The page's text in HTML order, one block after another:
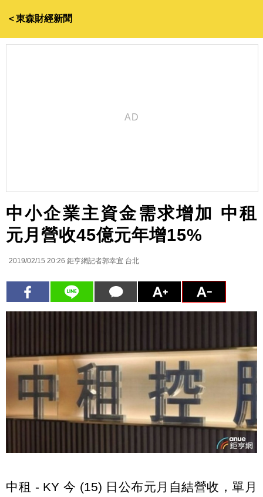
＜東森財經新聞
中小企業主資金需求增加 中租
元月營收45億元年增15%
2019/02/15 20:26 鉅亨網記者郭幸宜 台北
中租 - KY 今 (15) 日公布元月自結營收，單月